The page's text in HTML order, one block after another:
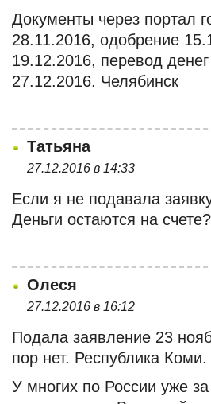
Документы через портал
28.11.2016, одобрение
19.12.2016, перевод денег
27.12.2016. Челябинск
Татьяна
27.12.2016 в 14:33
Если я не подавала
Деньги остаются на счете?
Олеся
27.12.2016 в 16:12
Подала заявление 23
пор нет. Республика Коми.
У многих по России уже